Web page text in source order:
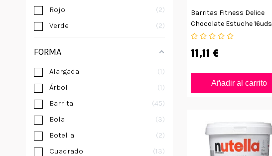
Rojo
2
Verde
2
FORMA
Alargada
1
Árbol
1
Barrita
45
Bola
3
Botella
2
Cuadrado
13
Barritas Fitness Delice
Chocolate Estuche 16uds
11,11 €
Añadir al carrito